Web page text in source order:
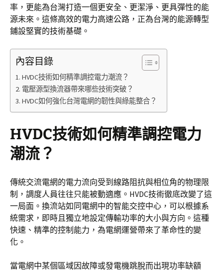
率，更能為台灣打造一個更安全、更潔淨、更具彈性的能
源未來。這條高效的電力高速公路，正為台灣的能源轉型
鋪設堅實的技術基礎。
內容目錄
HVDC技術如何精準調控電力潮流？
電壓源型換流器帶來哪些技術突破？
HVDC如何強化台灣電網的韌性與綠能整合？
HVDC技術如何精準調控電力
潮流？
傳統交流電網的電力流向受到線路阻抗與相位角的物理限
制，調度人員往往只能被動適應。HVDC技術徹底改變了這
一局面。換流站如同電網中的智能交控中心，可以根據系
統需求，即時且獨立地設定傳輸功率的大小與方向。這種
快速、精準的控制能力，為電網運營帶來了革命性的變
化。
當電網中某個區域因故障或發電機跳脫而出現功率缺額